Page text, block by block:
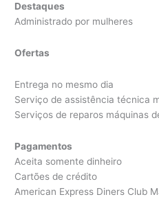
Destaques
Administrado por mulheres
Ofertas
Entrega no mesmo dia
Serviço de assistência técnica
Serviços de reparos máquinas
Pagamentos
Aceita somente dinheiro
Cartões de crédito
American Express Diners Club